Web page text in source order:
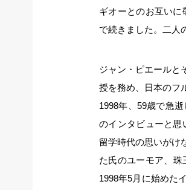
ギオーとのお互いに
で続きました。二人
ジャン・ピエールと
授を務め、日本のフ
1998年、59歳で急
のインタビューと思
留学時代の思いがけ
た氏のユーモア、
1998年5月に始めた